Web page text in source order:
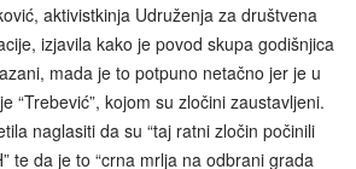
aktivistkinja Udruženja za društvena
izjavila kako je povod skupa godišnjica
mada je to potpuno netačno jer je u
“Trebević”, kojom su zločini zaustavljeni.
naglasiti da su “taj ratni zločin počinili
te da je to “crna mrlja na odbrani grada